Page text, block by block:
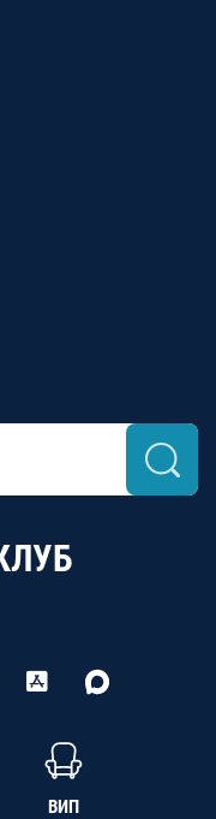
ВИП